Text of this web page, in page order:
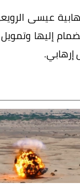
عيسى
إليها
إرهابي.